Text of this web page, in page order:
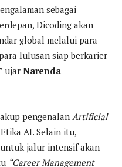
sebagai
Dicoding akan
global melalui para
lulusan siap berkarier
ujar Narenda
pengenalan Artificial
AI. Selain itu,
jalur intensif akan
“Career Management